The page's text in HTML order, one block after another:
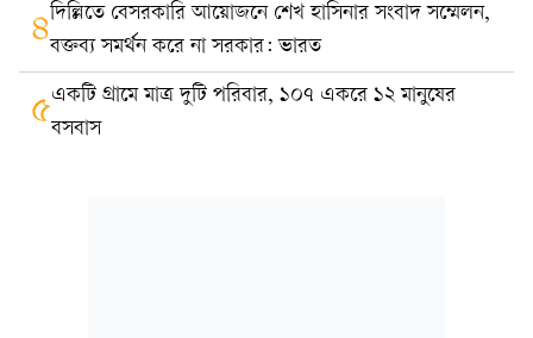
৪দিল্লিতে বেসরকারি আয়োজনে শেখ হাসিনার সংবাদ সম্মেলন,
বক্তব্য সমর্থন করে না সরকার: ভারত
৫একটি গ্রামে মাত্র দুটি পরিবার, ১০৭ একরে ১২ মানুষের
বসবাস